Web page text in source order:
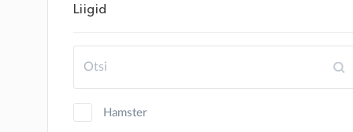
Liigid
hamster